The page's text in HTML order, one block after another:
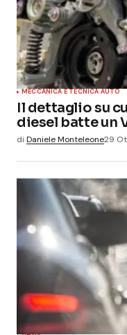
MECCANICA E TECNICA AUTO
Il dettaglio su
diesel batte un
di Daniele Monteleone29